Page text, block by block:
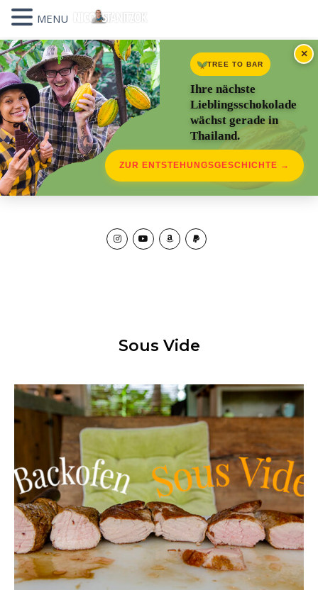
Sous Vide
×
TREE TO BAR
Ihre nächste
Lieblingsschokolade
wächst gerade in
Thailand.
ZUR ENTSTEHUNGSGESCHICHTE →
MENU